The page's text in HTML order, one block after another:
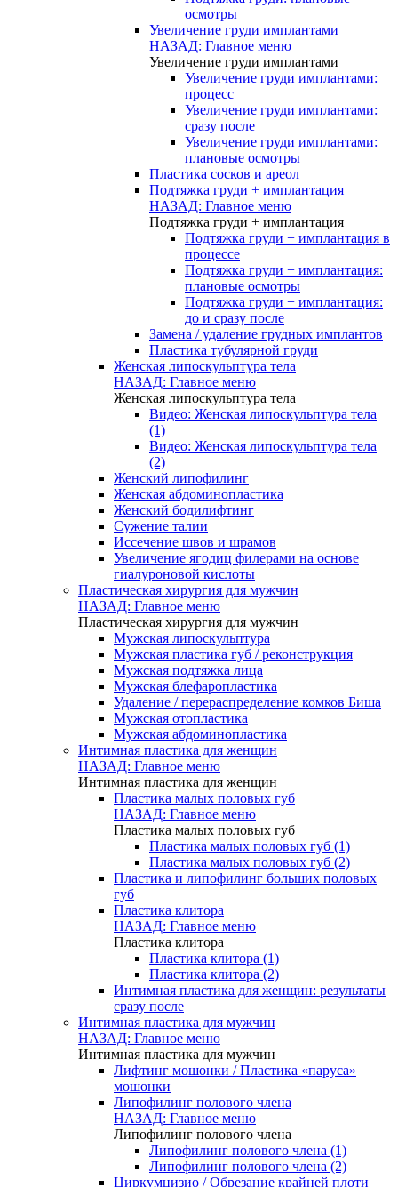
осмотры
Увеличение груди имплантами
НАЗАД: Главное меню
Увеличение груди имплантами
Увеличение груди имплантами:
процесс
Увеличение груди имплантами:
сразу после
Увеличение груди имплантами:
плановые осмотры
Пластика сосков и ареол
Подтяжка груди + имплантация
НАЗАД: Главное меню
Подтяжка груди + имплантация
Подтяжка груди + имплантация в
процессе
Подтяжка груди + имплантация:
плановые осмотры
Подтяжка груди + имплантация:
до и сразу после
Замена / удаление грудных имплантов
Пластика тубулярной груди
Женская липоскульптура тела
НАЗАД: Главное меню
Женская липоскульптура тела
Видео: Женская липоскульптура тела
(1)
Видео: Женская липоскульптура тела
(2)
Женский липофилинг
Женская абдоминопластика
Женский бодилифтинг
Сужение талии
Иссечение швов и шрамов
Увеличение ягодиц филерами на основе
гиалуроновой кислоты
Пластическая хирургия для мужчин
НАЗАД: Главное меню
Пластическая хирургия для мужчин
Мужская липоскульптура
Мужская пластика губ / реконструкция
Мужская подтяжка лица
Мужская блефаропластика
Удаление / перераспределение комков Биша
Мужская отопластика
Мужская абдоминопластика
Интимная пластика для женщин
НАЗАД: Главное меню
Интимная пластика для женщин
Пластика малых половых губ
НАЗАД: Главное меню
Пластика малых половых губ
Пластика малых половых губ (1)
Пластика малых половых губ (2)
Пластика и липофилинг больших половых
губ
Пластика клитора
НАЗАД: Главное меню
Пластика клитора
Пластика клитора (1)
Пластика клитора (2)
Интимная пластика для женщин: результаты
сразу после
Интимная пластика для мужчин
НАЗАД: Главное меню
Интимная пластика для мужчин
Лифтинг мошонки / Пластика «паруса»
мошонки
Липофилинг полового члена
НАЗАД: Главное меню
Липофилинг полового члена
Липофилинг полового члена (1)
Липофилинг полового члена (2)
Циркумцизио / Обрезание крайней плоти